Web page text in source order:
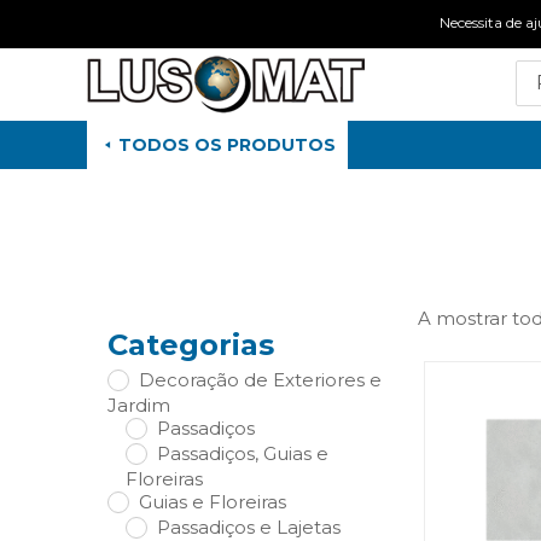
Necessita
TODOS OS PRODUTOS
Categorias
Decoração de Exteriores e
Jardim
Passadiços
Passadiços, Guias e
Floreiras
Guias e Floreiras
Passadiços e Lajetas
A mostrar